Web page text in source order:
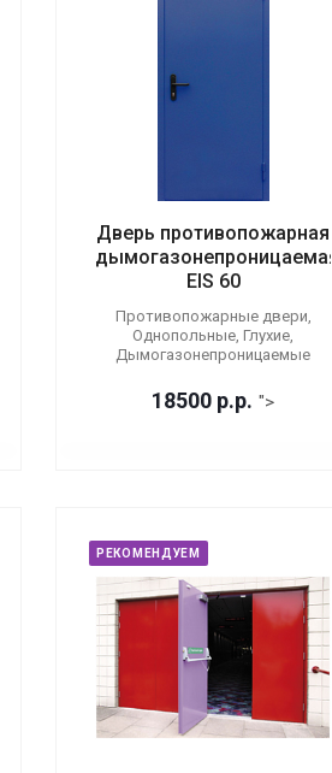
Дверь противопожарная
дымогазонепроницаемая
EIS 60
Противопожарные двери,
Однопольные, Глухие,
Дымогазонепроницаемые
18500 р.р. ">
РЕКОМЕНДУЕМ